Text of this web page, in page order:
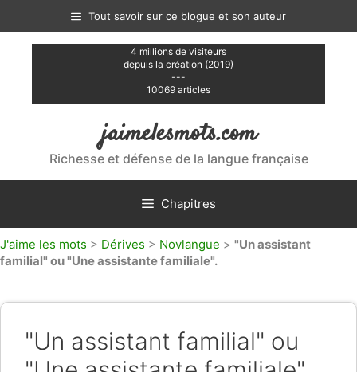
contenu
Tout savoir sur ce blogue et son auteur
4 millions de visiteurs
depuis la création (2019)
---
10069 articles
jaimelesmots.com
Richesse et défense de la langue française
Chapitres
J'aime les mots > Dérives > Novlangue > "Un assistant
familial" ou "Une assistante familiale".
"Un assistant familial" ou